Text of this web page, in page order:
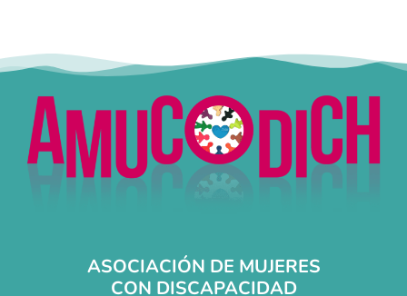
ASOCIACIÓN DE MUJERES
CON DISCAPACIDAD